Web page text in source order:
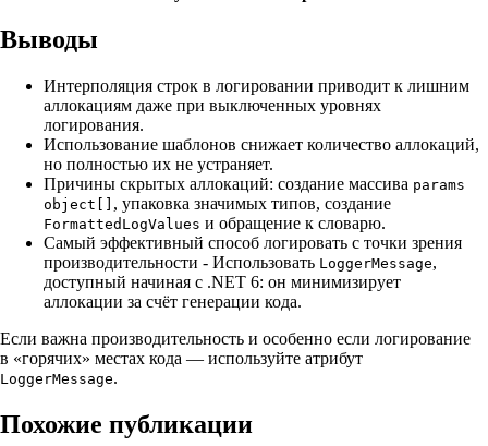
Выводы
Интерполяция строк в логировании приводит к лишним
аллокациям даже при выключенных уровнях
логирования.
Использование шаблонов снижает количество аллокаций,
но полностью их не устраняет.
Причины скрытых аллокаций: создание массива params
object[] , упаковка значимых типов, создание
FormattedLogValues и обращение к словарю.
Самый эффективный способ логировать с точки зрения
производительности - Использовать LoggerMessage,
доступный начиная с .NET 6: он минимизирует
аллокации за счёт генерации кода.
Если важна производительность и особенно если логирование
в «горячих» местах кода — используйте атрибут
LoggerMessage.
Похожие публикации